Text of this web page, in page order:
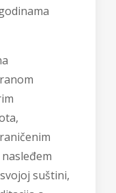
suštini,